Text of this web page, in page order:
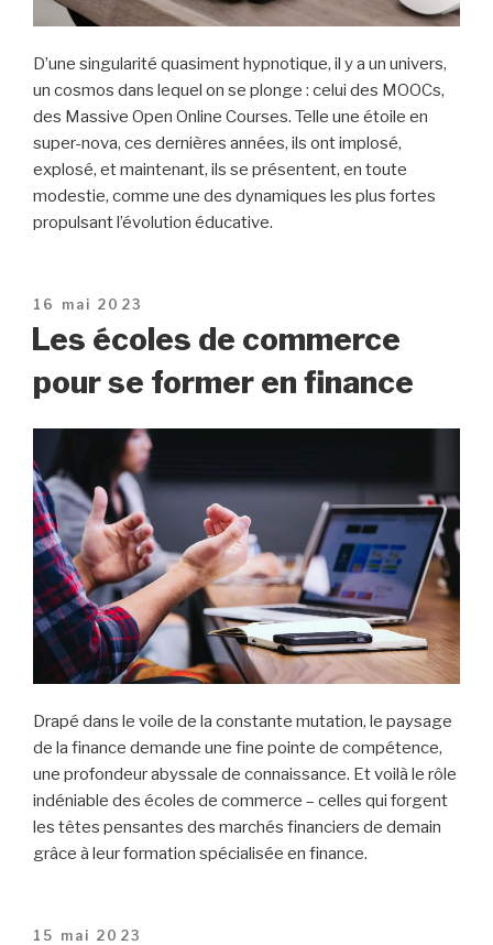
D’une singularité quasiment hypnotique, il y a un univers,
un cosmos dans lequel on se plonge : celui des MOOCs,
des Massive Open Online Courses. Telle une étoile en
super-nova, ces dernières années, ils ont implosé,
explosé, et maintenant, ils se présentent, en toute
modestie, comme une des dynamiques les plus fortes
propulsant l’évolution éducative.
Publié
le
16 mai 2023
Les écoles de commerce
pour se former en finance
Drapé dans le voile de la constante mutation, le paysage
de la finance demande une fine pointe de compétence,
une profondeur abyssale de connaissance. Et voilà le rôle
indéniable des écoles de commerce – celles qui forgent
les têtes pensantes des marchés financiers de demain
grâce à leur formation spécialisée en finance.
Publié
15 mai 2023